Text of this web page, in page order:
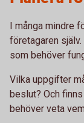
I många mindre
företagaren
som behöver
Vilka uppgifter
beslut? Och
behöver veta